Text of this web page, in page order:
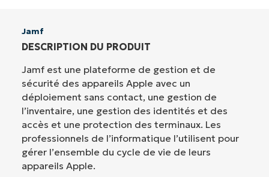
Jamf
DESCRIPTION DU PRODUIT
Jamf est une plateforme de gestion et de
sécurité des appareils Apple avec un
déploiement sans contact, une gestion de
l’inventaire, une gestion des identités et des
accès et une protection des terminaux. Les
professionnels de l’informatique l’utilisent pour
gérer l’ensemble du cycle de vie de leurs
appareils Apple.